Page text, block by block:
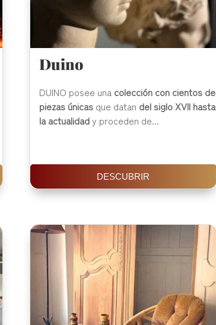
Duino
DUINO posee una colección con cientos de
piezas únicasque datan del siglo XVII hasta
la actualidady proceden de...
DESCUBRIR